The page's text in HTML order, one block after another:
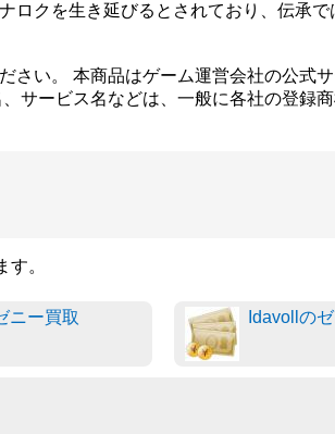
クを生き延びるとされており、伝承
い。 本商品はゲーム運営会社の公式
サービス名などは、一般に各社の登録
。
ニー買取 Idavollの